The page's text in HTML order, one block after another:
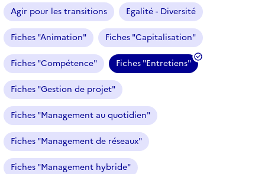
r
t
i
c
l
e
Agir pour les transitions Egalité - Diversité
Fiches "Animation" Fiches "Capitalisation"
Fiches "Compétence" Fiches "Entretiens"
(
l
t
Fiches "Gestion de projet"
Fiches "Management au quotidien"
Fiches "Management de réseaux"
Fiches "Management hybride"